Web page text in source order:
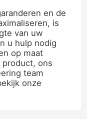
en de
is
van uw
u hulp nodig
op maat
ons
team
onze